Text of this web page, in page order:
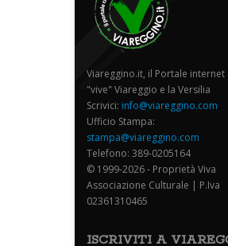
Viareggino.it, il Portale internet
"vive" Viareggio e la Versilia
Scrivici: info@viareggino.com
Ufficio Stampa:
stampa@viareggino.com
Telefono: 389-0205164
© 1999-2026 - Proprietà Viva
Associazione Culturale | P.Iva
02361310465
ISCRIVITI A